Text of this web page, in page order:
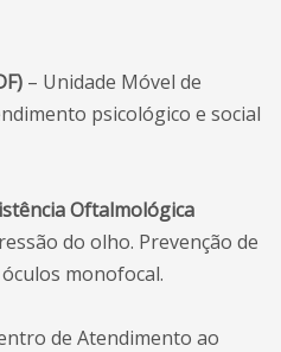
– Unidade Móvel de
psicológico e social
Oftalmológica
do olho. Prevenção de
monofocal.
de Atendimento ao